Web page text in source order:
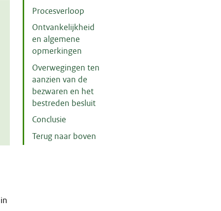
Procesverloop
Ontvankelijkheid
en algemene
opmerkingen
Overwegingen ten
aanzien van de
bezwaren en het
bestreden besluit
Conclusie
Terug naar boven